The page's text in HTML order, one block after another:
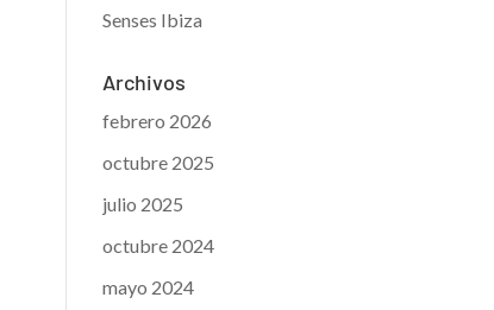
Senses Ibiza
Archivos
febrero 2026
octubre 2025
julio 2025
octubre 2024
mayo 2024